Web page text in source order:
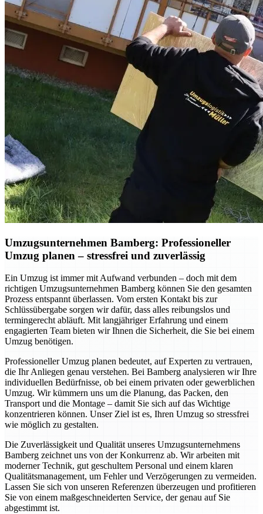
Umzugsunternehmen Bamberg: Professioneller
Umzug planen – stressfrei und zuverlässig
Ein Umzug ist immer mit Aufwand verbunden – doch mit dem
richtigen Umzugsunternehmen Bamberg können Sie den gesamten
Prozess entspannt überlassen. Vom ersten Kontakt bis zur
Schlüssübergabe sorgen wir dafür, dass alles reibungslos und
termingerecht abläuft. Mit langjähriger Erfahrung und einem
engagierten Team bieten wir Ihnen die Sicherheit, die Sie bei einem
Umzug benötigen.
Professioneller Umzug planen bedeutet, auf Experten zu vertrauen,
die Ihr Anliegen genau verstehen. Bei Bamberg analysieren wir Ihre
individuellen Bedürfnisse, ob bei einem privaten oder gewerblichen
Umzug. Wir kümmern uns um die Planung, das Packen, den
Transport und die Montage – damit Sie sich auf das Wichtige
konzentrieren können. Unser Ziel ist es, Ihren Umzug so stressfrei
wie möglich zu gestalten.
Die Zuverlässigkeit und Qualität unseres Umzugsunternehmens
Bamberg zeichnet uns von der Konkurrenz ab. Wir arbeiten mit
moderner Technik, gut geschultem Personal und einem klaren
Qualitätsmanagement, um Fehler und Verzögerungen zu vermeiden.
Lassen Sie sich von unseren Referenzen überzeugen und profitieren
Sie von einem maßgeschneiderten Service, der genau auf Sie
abgestimmt ist.